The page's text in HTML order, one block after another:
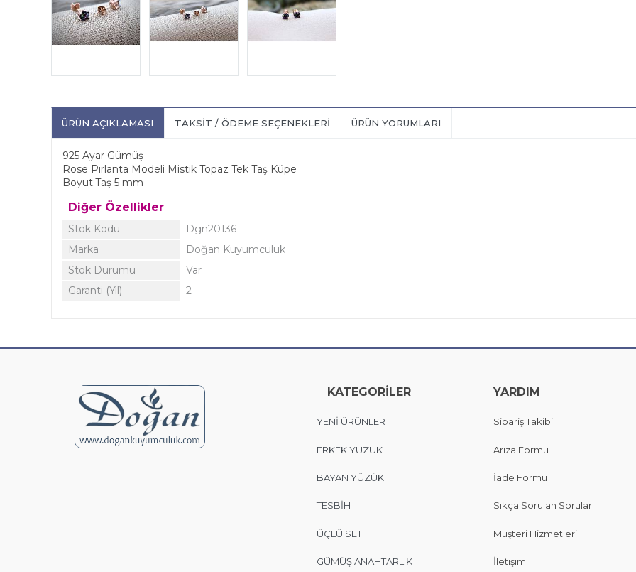
ÜRÜN AÇIKLAMASI TAKSIT / ÖDEME SEÇENEKLERI ÜRÜN YORUMLARI
925 Ayar Gümüş
Rose Pırlanta Modeli Mistik Topaz Tek Taş Küpe
Boyut:Taş 5 mm
Diğer Özellikler
Stok Kodu
Dgn20136
Marka
Doğan Kuyumculuk
Stok Durumu
Var
Garanti (Yıl)
2
KATEGORİLER
YENİ ÜRÜNLER
ERKEK YÜZÜK
BAYAN YÜZÜK
TESBİH
ÜÇLÜ SET
GÜMÜŞ ANAHTARLIK
YARDIM
Sipariş Takibi
Arıza Formu
İade Formu
Sıkça Sorulan Sorular
Müşteri Hizmetleri
İletişim